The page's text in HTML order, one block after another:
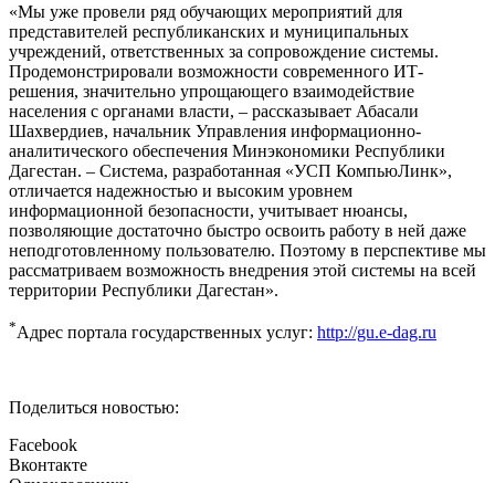
«Мы уже провели ряд обучающих мероприятий для
представителей республиканских и муниципальных
учреждений, ответственных за сопровождение системы.
Продемонстрировали возможности современного ИТ-
решения, значительно упрощающего взаимодействие
населения с органами власти, – рассказывает Абасали
Шахвердиев, начальник Управления информационно-
аналитического обеспечения Минэкономики Республики
Дагестан. – Система, разработанная «УСП КомпьюЛинк»,
отличается надежностью и высоким уровнем
информационной безопасности, учитывает нюансы,
позволяющие достаточно быстро освоить работу в ней даже
неподготовленному пользователю. Поэтому в перспективе мы
рассматриваем возможность внедрения этой системы на всей
территории Республики Дагестан».
*Адрес портала государственных услуг: http://gu.e-dag.ru
Поделиться новостью:
Facebook
Вконтакте